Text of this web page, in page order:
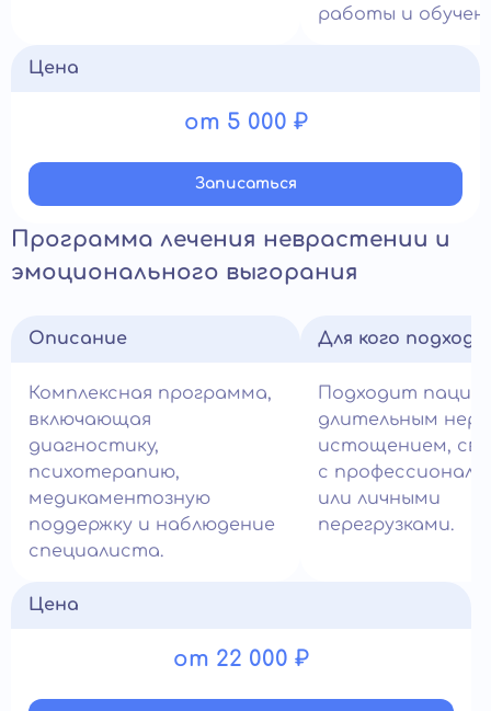
работы и
Цена
от 5 000 ₽
Записатьcя
Программа лечения неврастении и
эмоционального выгорания
Описание
Комплексная программа,
включающая
диагностику,
психотерапию,
медикаментозную
поддержку и наблюдение
специалиста.
Для кого
Подходит
длительным
истощением,
с
или личными
перегрузками.
Цена
от 22 000 ₽